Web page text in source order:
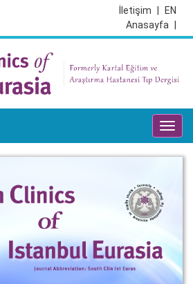
EN
İletişim
Anasayfa